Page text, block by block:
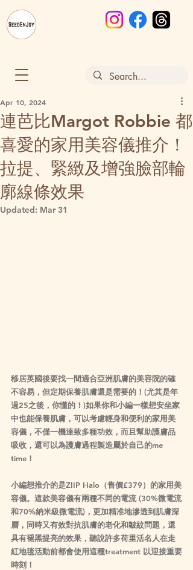
連芭比Margot Robbie 都
喜愛的家用美容儀推介！
拉提、緊緻及增強臉部輪
廓線條效果
Apr 10, 2024
Updated: Mar 31
移居英國後要找一間適合亞洲肌膚的美容院的確
不容易，但定期保養肌膚還是需要的！(尤其是年
過25之後，你懂的！)如果你和小編一樣想安坐家
中也能保養肌膚，可以考慮輕身和便利的家用美
容儀，不僅一機達致多種功效，而且幫助護膚品
吸收，還可以為護膚過程製造屬於自己的me
time！
小編想推介的是ZIIP Halo（售價£379）的家用美
容儀。這款美容儀有兩種不同的電流 (30%微電流
和70%納米級微電流)，更加精准地滲透到肌膚深
層，同時又有效對抗肌膚的老化和皺紋問題，還
具有褪黑提亮的效果，聽說許多荷里活名人在走
紅地毯活動前都會使用這種treatment 以迎接重要
時刻！